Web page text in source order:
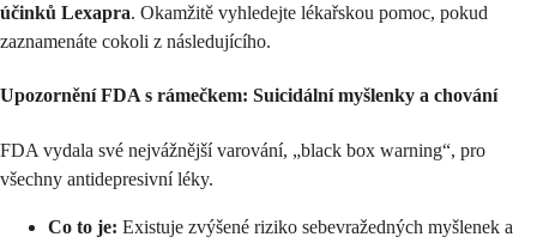
účinků Lexapra. Okamžitě vyhledejte lékařskou pomoc, pokud
zaznamenáte cokoli z následujícího.
Upozornění FDA s rámečkem: Suicidální myšlenky a chování
FDA vydala své nejvážnější varování, „black box warning“, pro
všechny antidepresivní léky.
Co to je: Existuje zvýšené riziko sebevražedných myšlenek a